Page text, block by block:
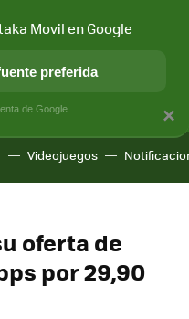
APLICACIONES
Videojuegos
oferta de
por 29,90
×
Movil en Google
preferida
de Google